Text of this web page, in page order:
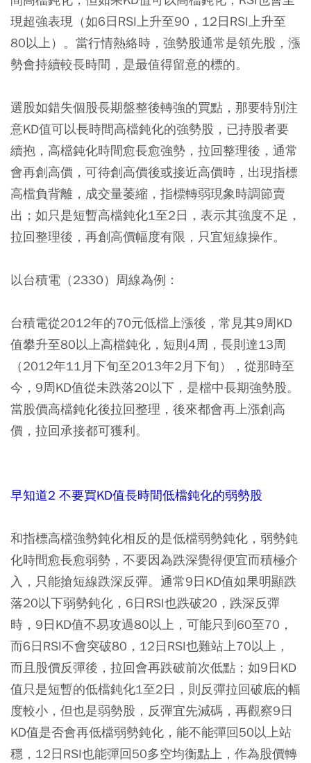
現超強表現（如6日RSI上升至90，12日RSI上升至
80以上）。當行情熱絡時，強勢股通常是領先股，漲
勢會持續較長時間，是最值得留意的標的。
選股如錯失個股長期盤整後轉強的買點，那要特別注
意KD值可以長時間高檔鈍化的強勢股，已持股者要
續抱，高檔鈍化時間愈長愈強勢，拉回整理後，通常
會再創高價，可待創高價後或接近高價時，出現指標
高檔負背離，成交量萎縮，指標轉弱現象時調節賣
出；如只是短暫高檔鈍化1至2日，表示其強度不足，
拉回整理後，再創高價幅度有限，只宜短線操作。
以台積電（2330）周線為例：
台積電從2012年的70元低檔上漲後，常見其9周KD
值攀升至80以上高檔鈍化，短則4周，長則達13周
（2012年11月下旬至2013年2月下旬），從那時至
今，9周KD值從未跌落20以下，是檔中長期強勢股。
當股價高檔鈍化後拉回整理，後來都會再上漲創高
價，拉回承接都可獲利。
早知道2 不要買KD值長時間低檔鈍化的弱勢股
和指標高檔強勢鈍化相反的是低檔弱勢鈍化，弱勢鈍
化時間愈長愈弱勢，不要因為跌深覺得便宜而積極介
入，只能搶短線跌深反彈。通常9日KD值如果明顯跌
落20以下弱勢鈍化，6日RSI也跌破20，跌深反彈
時，9日KD值不易攻過80以上，可能只到60至70，
而6日RSI不會突破80，12日RSI也難站上70以上，
而且股價反彈後，拉回會再跌破前次低點；如9日KD
值只是短暫的低檔鈍化1至2日，則反彈拉回破底的幅
度較小，但也是弱勢股，反彈宜先減碼，再觀察9日
KD值是否會再低檔弱勢鈍化，能不能彈回50以上站
穩，12日RSI也能彈回50多空均衡點上，作為股價轉